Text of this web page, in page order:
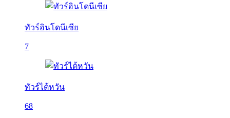
ทัวร์อินโดนีเซีย
7
ทัวร์ไต้หวัน
68